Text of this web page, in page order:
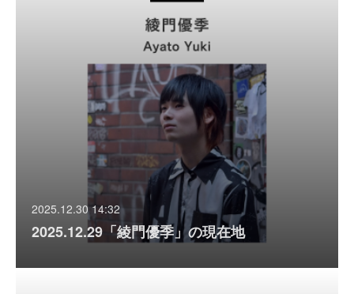
2025.12.30 14:32
2025.12.29「綾門優季」の現在地